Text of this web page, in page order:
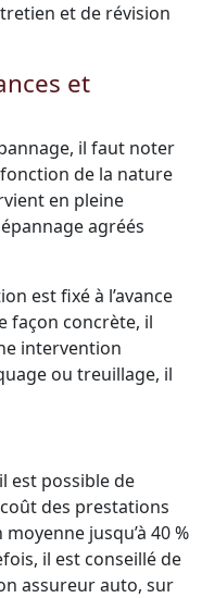
et de révision
et
il faut noter
de la nature
en pleine
agréés
est fixé à l’avance
façon concrète, il
intervention
ou treuillage, il
est possible de
des prestations
jusqu’à 40 %
il est conseillé de
assureur auto, sur